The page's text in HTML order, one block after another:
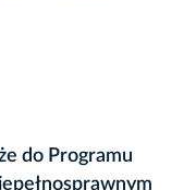
do Programu